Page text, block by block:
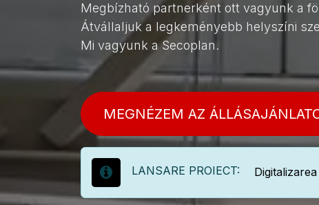
Megbízható partnerként ott vagyunk a
Átvállaljuk a legkeményebb helyszíni
Mi vagyunk a Secoplan.
MEGNÉZEM AZ
LANSARE PROIECT: